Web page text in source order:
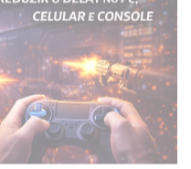
Entenda a Latência,